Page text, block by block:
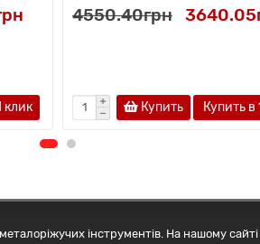
клик
4550.40грн
Купить Купить в
інструментів. На нашому